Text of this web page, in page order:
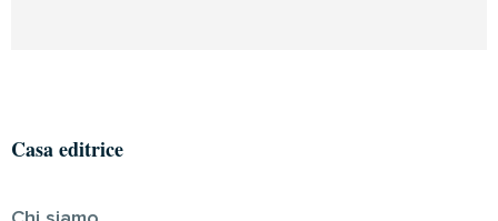
Casa editrice